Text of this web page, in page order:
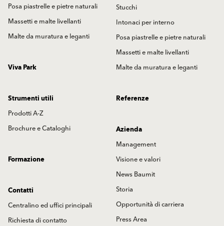
Posa piastrelle e pietre naturali
Massetti e malte livellanti
Malte da muratura e leganti
Stucchi
Intonaci per interno
Posa piastrelle e pietre naturali
Massetti e malte livellanti
Malte da muratura e leganti
Viva Park
Strumenti utili
Prodotti A-Z
Brochure e Cataloghi
Referenze
Azienda
Management
Visione e valori
News Baumit
Storia
Opportunità di carriera
Press Area
Formazione
Contatti
Centralino ed uffici principali
Richiesta di contatto